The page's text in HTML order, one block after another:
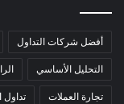
أفضل شركات التداول
التحليل الأساسي
تجارة العملات تداول